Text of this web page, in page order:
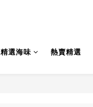
精選海味 熱賣精選